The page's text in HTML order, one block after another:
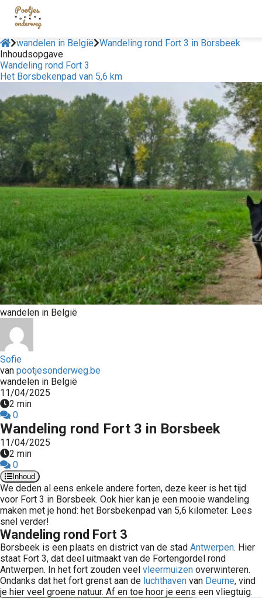
wandelen in België Wandeling rond Fort 3 in Borsbeek
Inhoudsopgave
Wandeling rond Fort 3
Het Borsbekenpad van 5,6 km
wandelen in België
Sofie
van pootjesonderweg.be
wandelen in België
11/04/2025
2 min
0
Wandeling rond Fort 3 in Borsbeek
11/04/2025
2 min
0
Inhoud
We deden al eens enkele andere forten, deze keer is het tijd
voor Fort 3 in Borsbeek. Ook hier kan je een mooie wandeling
maken met je hond: het Borsbekenpad van 5,6 kilometer. Lees
snel verder!
Wandeling rond Fort 3
Borsbeek is een plaats en district van de stad Antwerpen. Hier
staat Fort 3, dat deel uitmaakt van de Fortengordel rond
Antwerpen. In het fort zouden veel vleermuizen overwinteren.
Ondanks dat het fort grenst aan de luchthaven van Deurne, vind
je hier veel groene natuur. Af en toe hoor je eens een vliegtuig.